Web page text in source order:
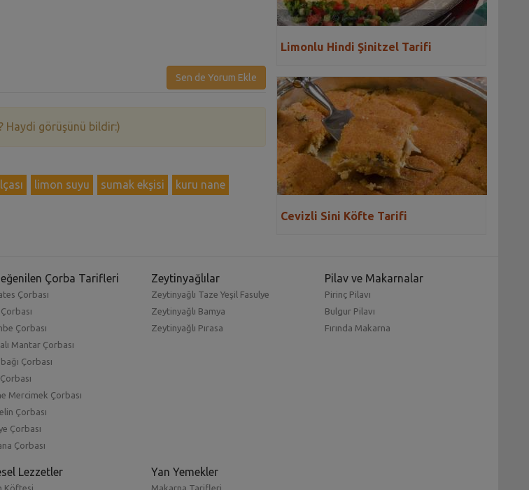
Sen de Yorum Ekle
Haydi görüşünü bildir:)
limon suyu sumak ekşisi
kuru nane
Limonlu Hindi Şinitzel Tarifi
Cevizli Sini Köfte Tarifi
Çorba Tarifleri
Çorbası
Çorbası
Mantar Çorbası
Çorbası
Mercimek Çorbası
Çorbası
Çorbası
Çorbası
Zeytinyağlılar
Zeytinyağlı Taze Yeşil Fasulye
Zeytinyağlı Bamya
Zeytinyağlı Pırasa
Pilav ve Makarnalar
Pirinç Pilavı
Bulgur Pilavı
Fırında Makarna
Lezzetler Yan Yemekler